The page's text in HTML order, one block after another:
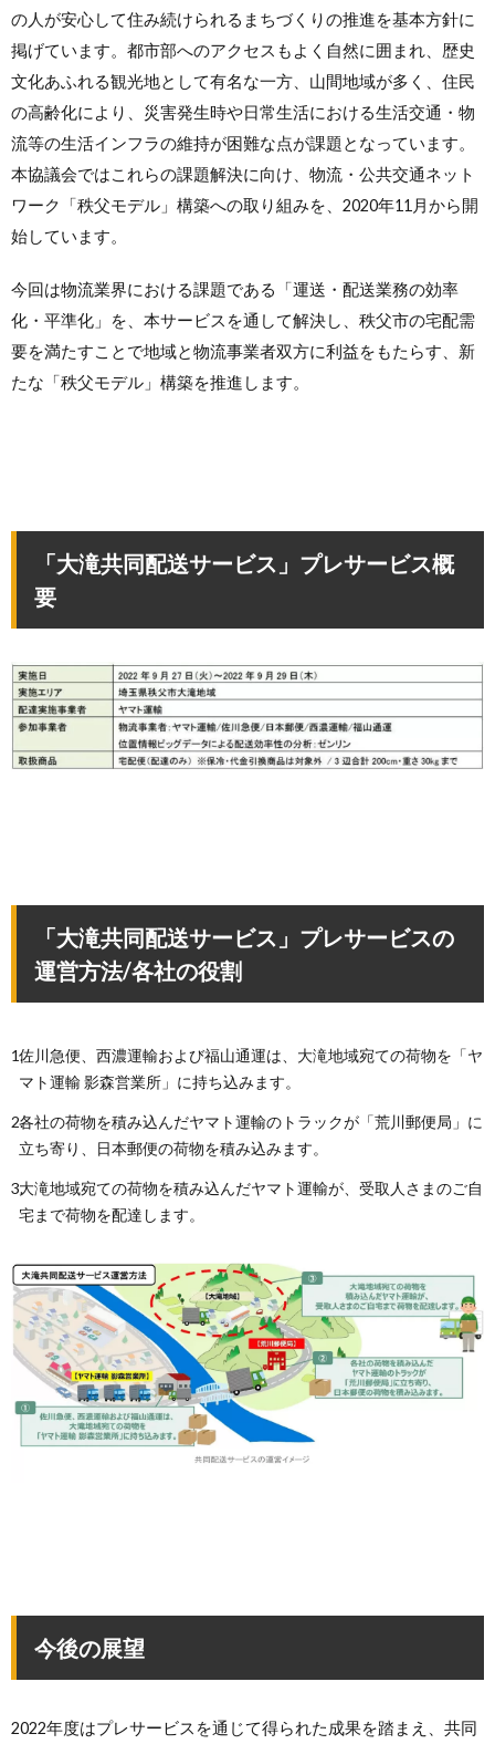
の人が安心して住み続けられるまちづくりの推進を基本方針に
掲げています。都市部へのアクセスもよく自然に囲まれ、歴史
文化あふれる観光地として有名な一方、山間地域が多く、住民
の高齢化により、災害発生時や日常生活における生活交通・物
流等の生活インフラの維持が困難な点が課題となっています。
本協議会ではこれらの課題解決に向け、物流・公共交通ネット
ワーク「秩父モデル」構築への取り組みを、2020年11月から開
始しています。
今回は物流業界における課題である「運送・配送業務の効率
化・平準化」を、本サービスを通して解決し、秩父市の宅配需
要を満たすことで地域と物流事業者双方に利益をもたらす、新
たな「秩父モデル」構築を推進します。
「大滝共同配送サービス」プレサービス概
要
「大滝共同配送サービス」プレサービスの
運営方法/各社の役割
佐川急便、西濃運輸および福山通運は、大滝地域宛ての荷物を「ヤ
マト運輸 影森営業所」に持ち込みます。
各社の荷物を積み込んだヤマト運輸のトラックが「荒川郵便局」に
立ち寄り、日本郵便の荷物を積み込みます。
大滝地域宛ての荷物を積み込んだヤマト運輸が、受取人さまのご自
宅まで荷物を配達します。
今後の展望
2022年度はプレサービスを通じて得られた成果を踏まえ、共同